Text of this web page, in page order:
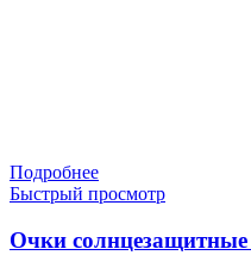
Подробнее
Быстрый просмотр
Очки солнцезащитные